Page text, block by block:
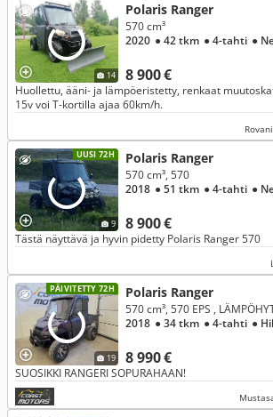
14
Polaris Ranger
8 900 €
570 cm³
2020 ● 42 tkm ● 4-tahti ●
Huollettu, ääni- ja lämpöeristetty, renkaat
15v voi T-kortilla ajaa 60km/h.
UUSI 72H
9
Polaris Ranger
8 900 €
570 cm³, 570
2018 ● 51 tkm ● 4-tahti ●
Tästä näyttävä ja hyvin pidetty Polaris Ranger 570
PÄIVITETTY 72H
19
Polaris Ranger
8 990 €
2018 ● 34 tkm ● 4-tahti ●
SUOSIKKI RANGERI SOPURAHAAN!